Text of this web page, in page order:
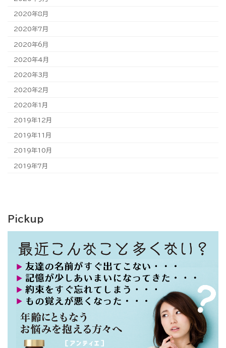
2020年8月
2020年7月
2020年6月
2020年4月
2020年3月
2020年2月
2020年1月
2019年12月
2019年11月
2019年10月
2019年7月
Pickup